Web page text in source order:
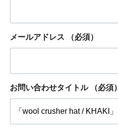
メールアドレス （必須）
お問い合わせタイトル （必須）